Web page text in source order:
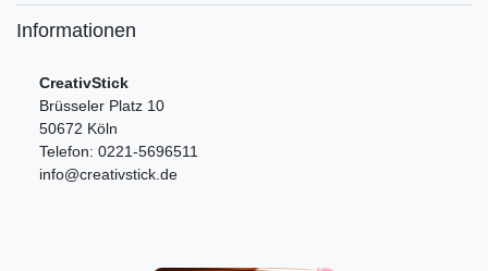
Informationen
CreativStick
Brüsseler Platz 10
50672 Köln
Telefon: 0221-5696511
info@creativstick.de